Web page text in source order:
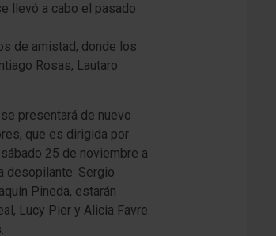
llevó a cabo el pasado
de amistad, donde los
Rosas, Lautaro
presentará de nuevo
que es dirigida por
25 de noviembre a
desopilante: Sergio
Pineda, estarán
Lucy Pier y Alicia Favre.